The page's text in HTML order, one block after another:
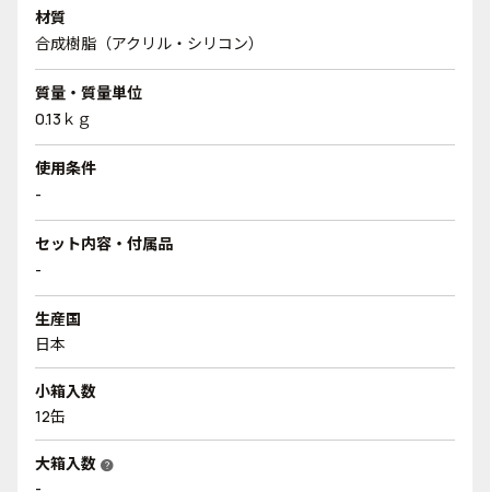
材質
合成樹脂（アクリル・シリコン）
質量・質量単位
0.13ｋｇ
使用条件
-
セット内容・付属品
-
生産国
日本
小箱入数
12缶
大箱入数 help